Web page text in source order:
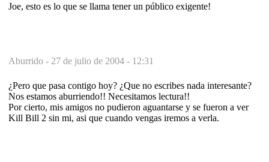
Joe, esto es lo que se llama tener un público exigente!
Aburrido - 27 de julio de 2004 - 12:31
¿Pero que pasa contigo hoy? ¿Que no escribes nada interesante?
Nos estamos aburriendo!! Necesitamos lectura!!
Por cierto, mis amigos no pudieron aguantarse y se fueron a ver
Kill Bill 2 sin mi, asi que cuando vengas iremos a verla.